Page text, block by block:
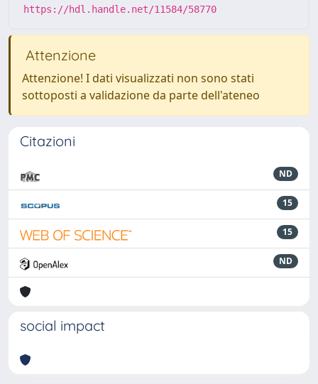
https://hdl.handle.net/11584/58770
Attenzione
Attenzione! I dati visualizzati non sono stati
sottoposti a validazione da parte dell'ateneo
Citazioni
ND
15
15
ND
social impact